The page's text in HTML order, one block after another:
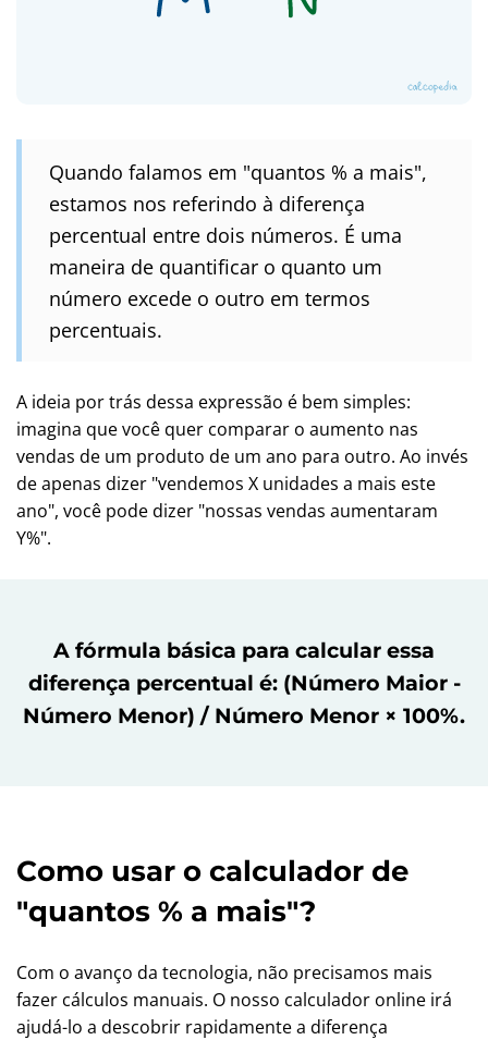
Quando falamos em "quantos % a mais",
estamos nos referindo à diferença
percentual entre dois números. É uma
maneira de quantificar o quanto um
número excede o outro em termos
percentuais.
A ideia por trás dessa expressão é bem simples:
imagina que você quer comparar o aumento nas
vendas de um produto de um ano para outro. Ao invés
de apenas dizer "vendemos X unidades a mais este
ano", você pode dizer "nossas vendas aumentaram
Y%".
A fórmula básica para calcular essa
diferença percentual é: (Número Maior -
Número Menor) / Número Menor × 100%.
Como usar o calculador de
"quantos % a mais"?
Com o avanço da tecnologia, não precisamos mais
fazer cálculos manuais. O nosso calculador online irá
ajudá-lo a descobrir rapidamente a diferença